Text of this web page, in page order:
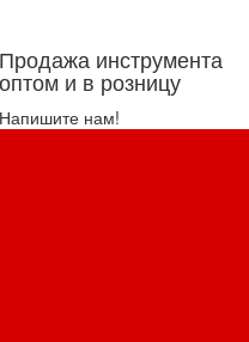
Продажа инструмента
оптом и в розницу
Напишите нам!